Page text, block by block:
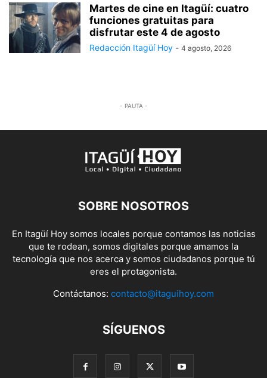
Martes de cine en Itagüí: cuatro
funciones gratuitas para
disfrutar este 4 de agosto
Redacción Itagüí Hoy - 4 agosto, 2026
- PAUTA -
SOBRE NOSOTROS
En Itagüí Hoy somos locales porque contamos las noticias
que te rodean, somos digitales porque amamos la
tecnología que nos acerca y somos ciudadanos porque tú
eres el protagonista.
Contáctanos: contacto@itaguihoy.com
SÍGUENOS